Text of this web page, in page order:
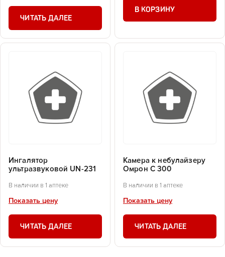
ЧИТАТЬ ДАЛЕЕ
В КОРЗИНУ
Ингалятор
ультразвуковой UN-231
В наличии в 1 аптеке
Показать цену
ЧИТАТЬ ДАЛЕЕ
Камера к небулайзеру
Омрон С 300
В наличии в 1 аптеке
Показать цену
ЧИТАТЬ ДАЛЕЕ